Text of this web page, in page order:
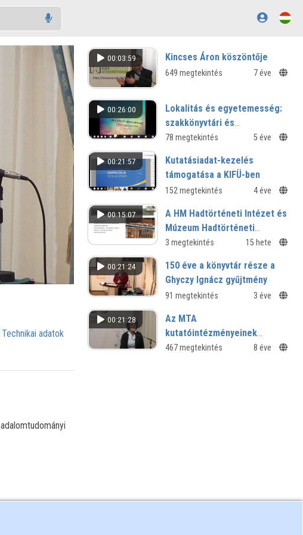
Technikai adatok
00:03:59 Kincses Áron köszöntője
649 megtekintés 7 éve
00:26:00
Lokalitás és egyetemesség:
szakkönyvtári és
felsőoktatási funkciók a PTE
Tudásközpont új
stratégiájában és
78 megtekintés 5 éve
00:21:57
Kutatásiadat-kezelés
támogatása a KIFÜ-ben
152 megtekintés 4 éve
00:15:07
A HM Hadtörténeti Intézet és
Múzeum Hadtörténeti
Könyvtár különleges
3 megtekintés 15 hete
00:21:24
150 éve a könyvtár része a
Ghyczy Ignácz gyűjtmény
91 megtekintés 3 éve
00:21:28
Az MTA
kutatóintézményeinek
szakkönyvtár-hálózata
467 megtekintés 8 éve